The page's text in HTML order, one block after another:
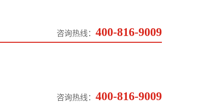
咨询热线： 400-816-9009
咨询热线： 400-816-9009